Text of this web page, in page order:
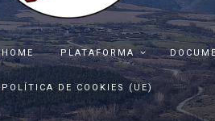
HOME PLATAFORMA
POLÍTICA DE COOKIES (UE)